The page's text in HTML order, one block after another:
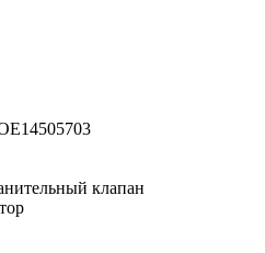
клапан